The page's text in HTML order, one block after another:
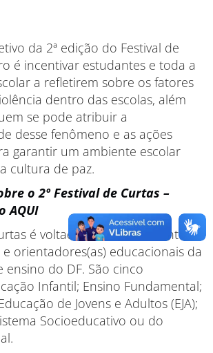
da 2ª edição do Festival de
é incentivar estudantes e toda a
a refletirem sobre os fatores
dentro das escolas, além
se pode atribuir a
desse fenômeno e as ações
garantir um ambiente escolar
cultura de paz.
o 2º Festival de Curtas –
AQUI
é voltado aos(às) estudantes,
e orientadores(as) educacionais da
ensino do DF. São cinco
Infantil; Ensino Fundamental;
de Jovens e Adultos (EJA);
Socioeducativo ou do